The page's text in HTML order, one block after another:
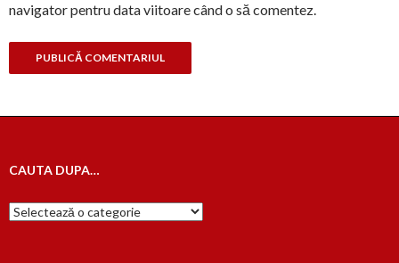
navigator pentru data viitoare când o să comentez.
CAUTA DUPA…
Cauta
dupa…